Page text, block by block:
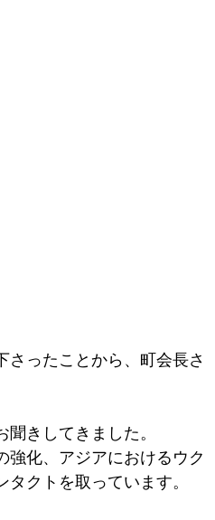
さったことから、町会長さ
きしてきました。
強化、アジアにおけるウク
クトを取っています。